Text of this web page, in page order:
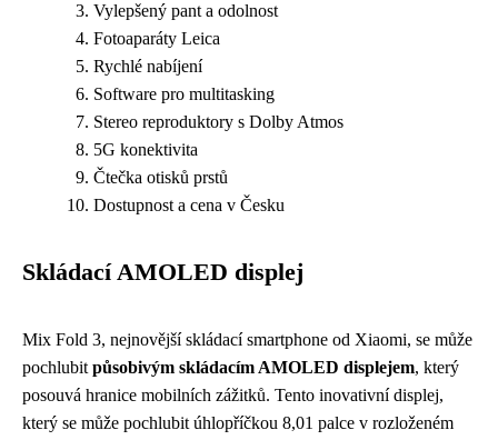
Vylepšený pant a odolnost
Fotoaparáty Leica
Rychlé nabíjení
Software pro multitasking
Stereo reproduktory s Dolby Atmos
5G konektivita
Čtečka otisků prstů
Dostupnost a cena v Česku
Skládací AMOLED displej
Mix Fold 3, nejnovější skládací smartphone od Xiaomi, se může
pochlubit působivým skládacím AMOLED displejem, který
posouvá hranice mobilních zážitků. Tento inovativní displej,
který se může pochlubit úhlopříčkou 8,01 palce v rozloženém